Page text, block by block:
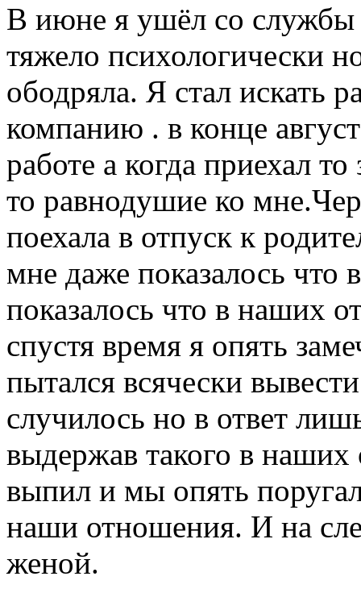
В июне я ушёл со службы
тяжело психологически
ободряла. Я стал искать
компанию . в конце
работе а когда приехал
то равнодушие ко
поехала в отпуск к
мне даже показалось что
показалось что в наших
спустя время я опять
пытался всячески
случилось но в ответ
выдержав такого в
выпил и мы опять
наши отношения. И на
женой.